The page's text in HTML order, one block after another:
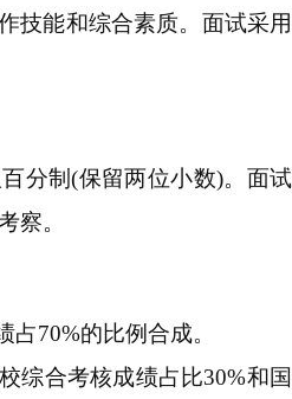
技能和综合素质。面试采用
分制(保留两位小数)。面试
察。
占70%的比例合成。
综合考核成绩占比30%和国